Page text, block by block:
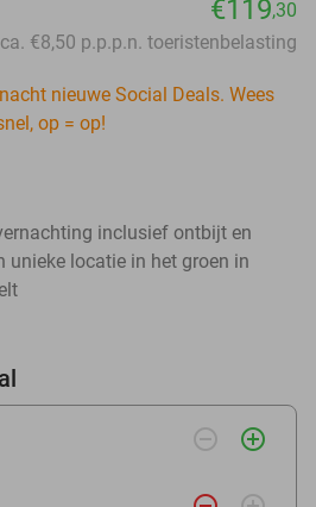
€119,30
€8,50 p.p.p.n. toeristenbelasting
nieuwe Social Deals. Wees
op = op!
inclusief ontbijt en
unieke locatie in het groen in
remove_circle_outline add_circle_outline